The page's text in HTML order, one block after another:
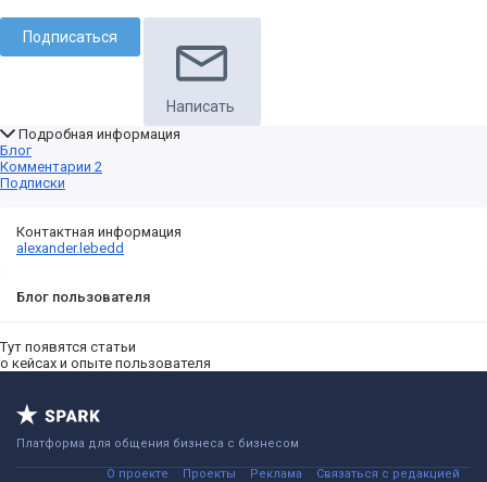
Подписаться
Написать
Подробная информация
Блог
Комментарии 2
Подписки
Контактная информация
alexander.lebedd
Блог пользователя
Тут появятся статьи
о кейсах и опыте пользователя
Платформа для общения бизнеса с бизнесом
О проекте Проекты Реклама Связаться с редакцией